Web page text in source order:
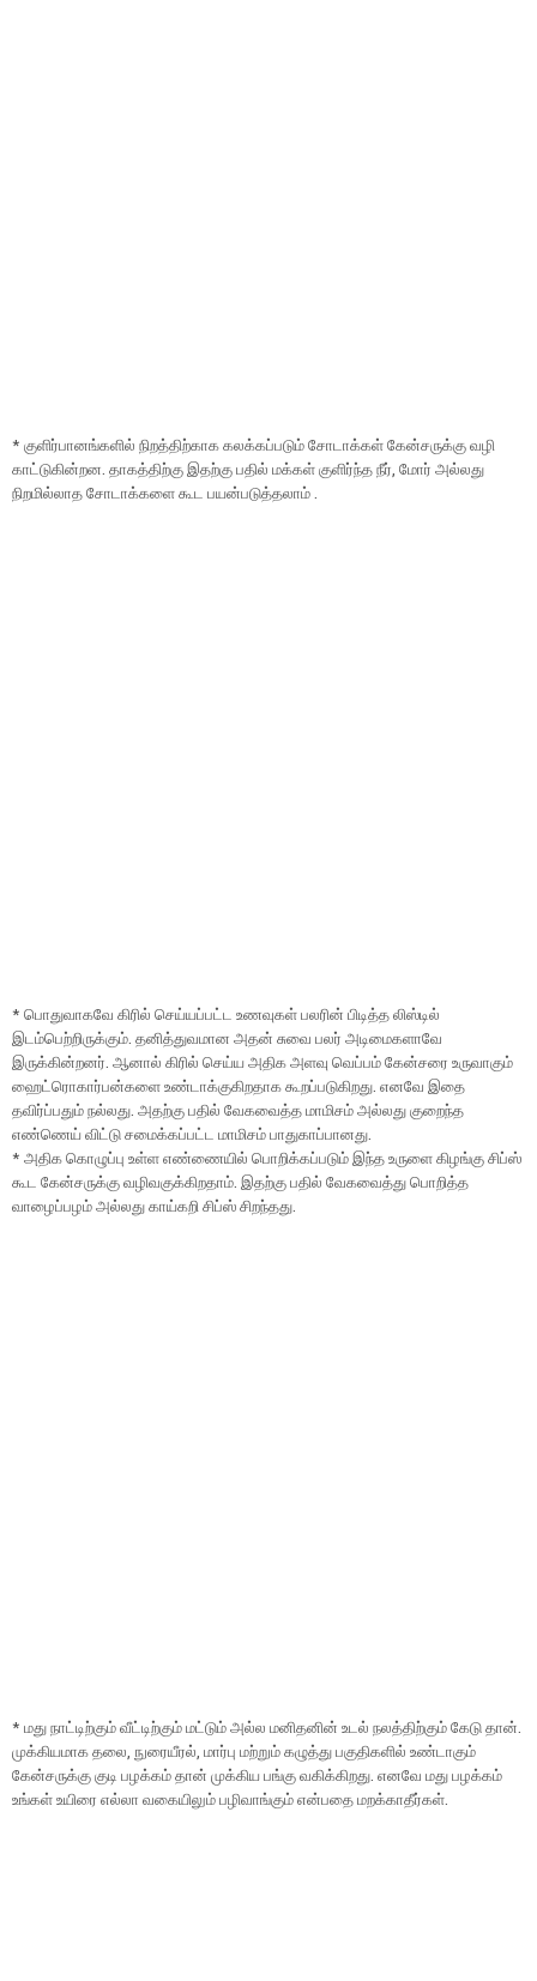
* குளிர்பானங்களில் நிறத்திற்காக கலக்கப்படும் சோடாக்கள் கேன்சருக்கு வழி
காட்டுகின்றன. தாகத்திற்கு இதற்கு பதில் மக்கள் குளிர்ந்த நீர், மோர் அல்லது
நிறமில்லாத சோடாக்களை கூட பயன்படுத்தலாம் .
* பொதுவாகவே கிரில் செய்யப்பட்ட உணவுகள் பலரின் பிடித்த லிஸ்டில்
இடம்பெற்றிருக்கும். தனித்துவமான அதன் சுவை பலர் அடிமைகளாவே
இருக்கின்றனர். ஆனால் கிரில் செய்ய அதிக அளவு வெப்பம் கேன்சரை உருவாகும்
ஹைட்ரொகார்பன்களை உண்டாக்குகிறதாக கூறப்படுகிறது. எனவே இதை
தவிர்ப்பதும் நல்லது. அதற்கு பதில் வேகவைத்த மாமிசம் அல்லது குறைந்த
எண்ணெய் விட்டு சமைக்கப்பட்ட மாமிசம் பாதுகாப்பானது.
* அதிக கொழுப்பு உள்ள எண்ணையில் பொறிக்கப்படும் இந்த உருளை கிழங்கு சிப்ஸ்
கூட கேன்சருக்கு வழிவகுக்கிறதாம். இதற்கு பதில் வேகவைத்து பொறித்த
வாழைப்பழம் அல்லது காய்கறி சிப்ஸ் சிறந்தது.
* மது நாட்டிற்கும் வீட்டிற்கும் மட்டும் அல்ல மனிதனின் உடல் நலத்திற்கும் கேடு தான்.
முக்கியமாக தலை, நுரையீரல், மார்பு மற்றும் கழுத்து பகுதிகளில் உண்டாகும்
கேன்சருக்கு குடி பழக்கம் தான் முக்கிய பங்கு வகிக்கிறது. எனவே மது பழக்கம்
உங்கள் உயிரை எல்லா வகையிலும் பழிவாங்கும் என்பதை மறக்காதீர்கள்.